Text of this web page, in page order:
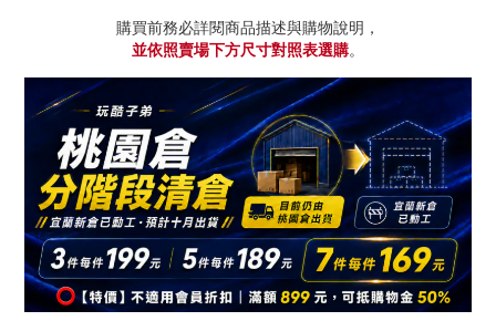
購買前務必詳閱商品描述與購物說明，
並依照賣場下方尺寸對照表選購。